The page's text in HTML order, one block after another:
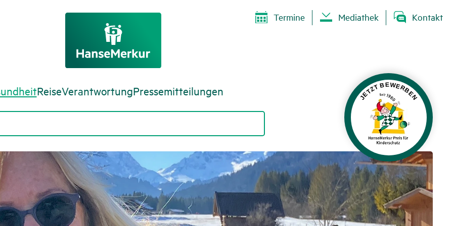
Termine Mediathek Kontakt
JETZT BEWERBEN
ReiseVerantwortungPressemitteilungen